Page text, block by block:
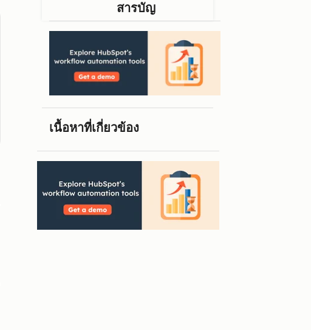
สารบัญ
เนื้อหาที่เกี่ยวข้อง